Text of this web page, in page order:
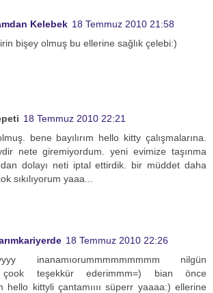
Kelebek 18 Temmuz 2010 21:58
bişey olmuş bu ellerine sağlık çelebi:)
18 Temmuz 2010 22:21
bene bayılırım hello kitty çalışmalarına.
nete giremiyordum. yeni evimize taşınma
dolayı neti iptal ettirdik. bir müddet daha
sıkılıyorum yaaa...
18 Temmuz 2010 22:26
inanamıorummmmmmmmm nilgün
çook teşekkür ederimmm=) bian önce
hello kittyli çantamıııı süperr yaaaa:) ellerine